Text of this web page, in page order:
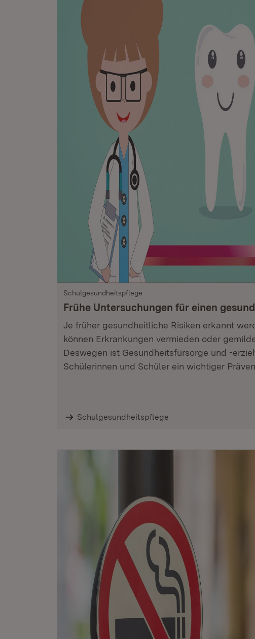
Schulgesundheitspflege
Frühe Untersuchungen für einen
Je früher gesundheitliche Risiken erkannt
können Erkrankungen vermieden oder
Deswegen ist Gesundheitsfürsorge und -
Schülerinnen und Schüler ein wichtiger
Schulgesundheitspflege